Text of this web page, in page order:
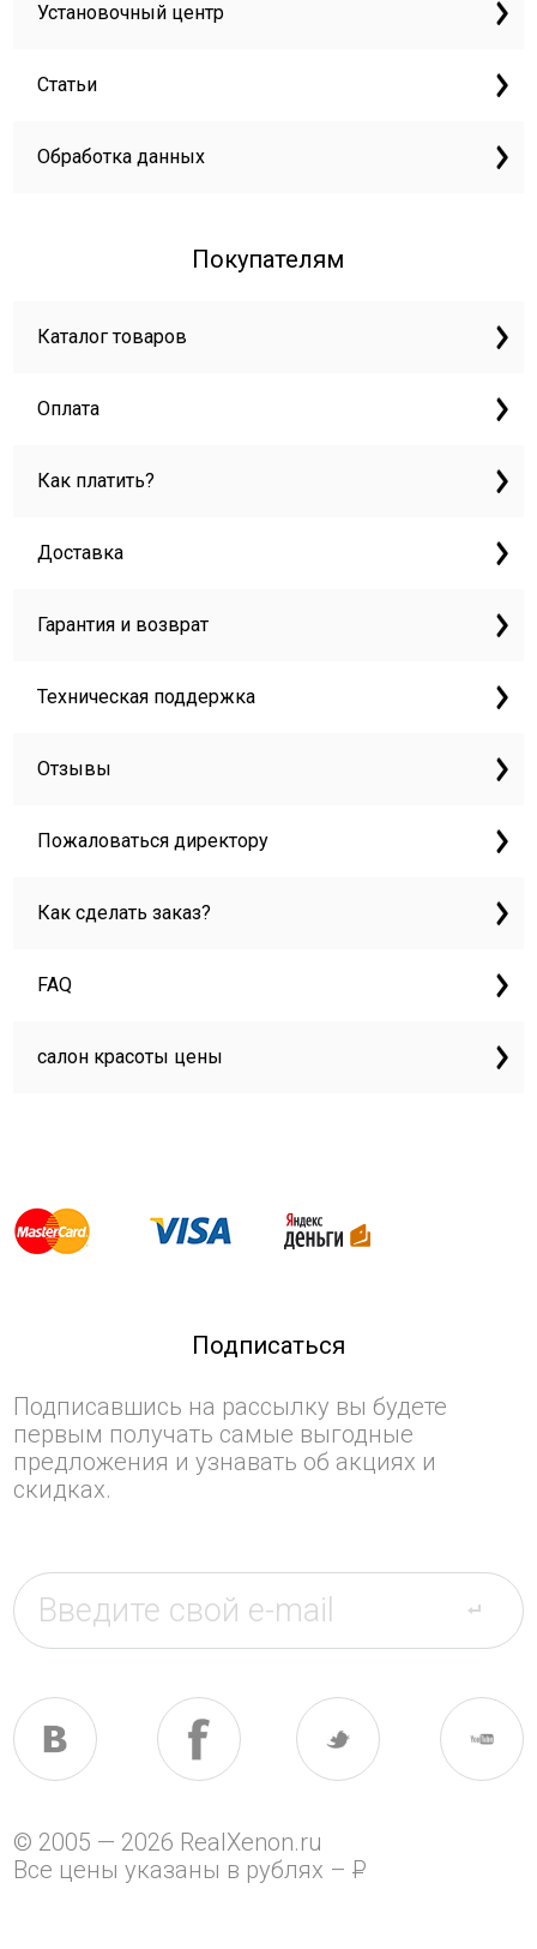
Установочный центр
Статьи
Обработка данных
Покупателям
Каталог товаров
Оплата
Как платить?
Доставка
Гарантия и возврат
Техническая поддержка
Отзывы
Пожаловаться директору
Как сделать заказ?
FAQ
салон красоты цены
Подписаться
Подписавшись на рассылку вы будете
первым получать самые выгодные
предложения и узнавать об акциях и
скидках.
© 2005 — 2026 RealXenon.ru
Все цены указаны в рублях –P